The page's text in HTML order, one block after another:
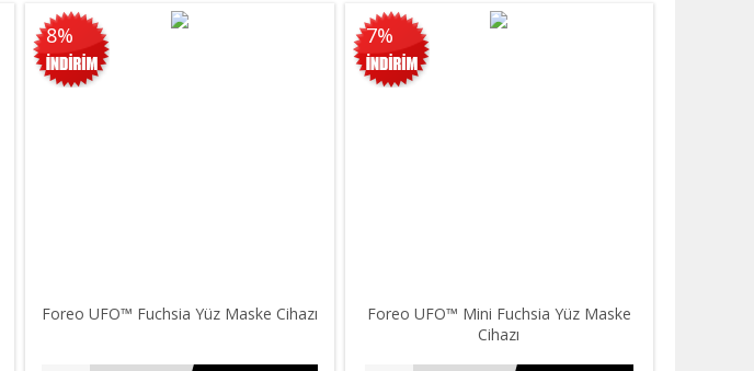
8%
Foreo UFO™ Fuchsia Yüz Maske Cihazı
7%
Foreo UFO™ Mini Fuchsia Yüz Maske
Cihazı